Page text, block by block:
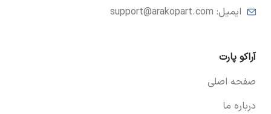
ایمیل: support@arakopart.com
آراکو پارت
صفحه اصلی
درباره ما